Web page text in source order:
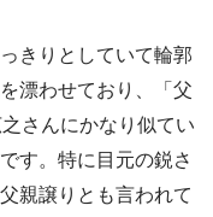
きりとしていて輪郭
漂わせており、「父
さんにかなり似てい
す。特に目元の鋭さ
親譲りとも言われて